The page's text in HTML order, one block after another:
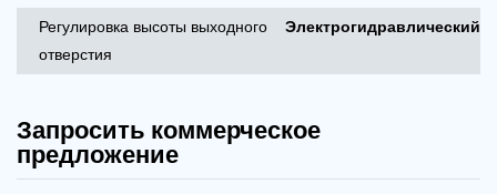
Регулировка высоты выходного
отверстия
Электрогидравлический
Запросить коммерческое
предложение